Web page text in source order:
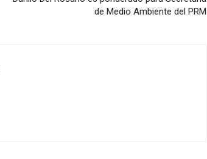
de Medio Ambiente del PRM